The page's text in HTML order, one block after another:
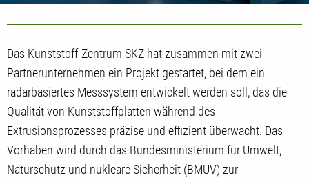
Das Kunststoff-Zentrum SKZ hat zusammen mit zwei
Partnerunternehmen ein Projekt gestartet, bei dem ein
radarbasiertes Messsystem entwickelt werden soll, das die
Qualität von Kunststoffplatten während des
Extrusionsprozesses präzise und effizient überwacht. Das
Vorhaben wird durch das Bundesministerium für Umwelt,
Naturschutz und nukleare Sicherheit (BMUV) zur